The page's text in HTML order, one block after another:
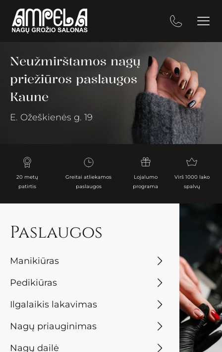
Neužmirštamos nagų
priežiūros paslaugos
Kaune
E. Ožeškienės g. 19
20 metų
patirtis
Greitai atliekamos
paslaugos
Lojalumo
programa
Virš 1000 lako
spalvų
Paslaugos
Manikiūras
Pedikiūras
Ilgalaikis lakavimas
Nagų priauginimas
Nagų dailė